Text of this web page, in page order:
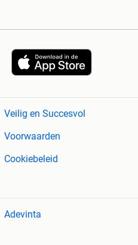
Veilig en Succesvol
Voorwaarden
Cookiebeleid
Adevinta